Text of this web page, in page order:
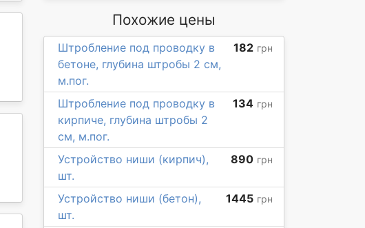
Похожие цены
Штробление под проводку в
бетоне, глубина штробы 2 см,
м.пог.
182 грн
Штробление под проводку в
кирпиче, глубина штробы 2
см, м.пог.
134 грн
Устройство ниши (кирпич),
шт.
890 грн
Устройство ниши (бетон),
шт.
1445 грн